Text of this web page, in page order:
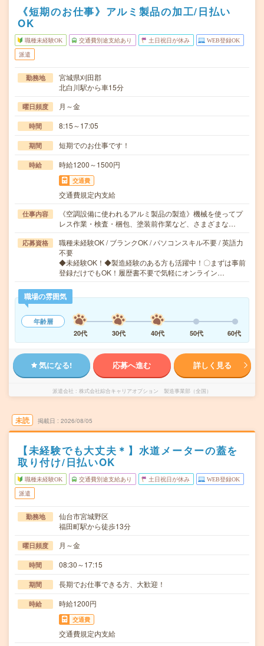
《短期のお仕事》アルミ製品の加工/日払い
OK
職種未経験OK 交通費別途支給あり 土日祝日が休み WEB登録OK
派遣
勤務地
宮城県刈田郡
北白川駅から車15分
曜日頻度 月～金
時間 8:15～17:05
期間 短期でのお仕事です！
時給 時給1200～1500円
交通費
交通費規定内支給
仕事内容
《空調設備に使われるアルミ製品の製造》機械を使ってプ
レス作業・検査・梱包、塗装前作業など、さまざまな…
応募資格
職種未経験OK / ブランクOK / パソコンスキル不要 / 英語力
不要
◆未経験OK！◆製造経験のある方も活躍中！〇まずは事前
登録だけでもOK！履歴書不要で気軽にオンライン…
職場の雰囲気
年齢層
20代
30代 40代 50代 60代
気になる! 応募へ進む 詳しく見る
派遣会社 株式会社綜合キャリアオプション 製造事業部（全国）
未読 掲載日 2026/08/05
【未経験でも大丈夫＊】水道メーターの蓋を
取り付け/日払いOK
職種未経験OK 交通費別途支給あり 土日祝日が休み WEB登録OK
派遣
勤務地
仙台市宮城野区
福田町駅から徒歩13分
曜日頻度 月～金
時間 08:30～17:15
期間 長期でお仕事できる方、大歓迎！
時給 時給1200円
交通費
交通費規定内支給